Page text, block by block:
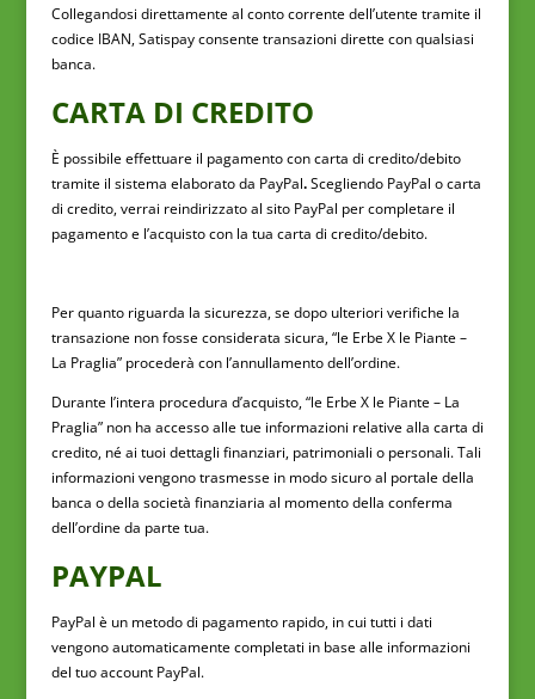
Collegandosi direttamente al conto corrente dell’utente tramite il
codice IBAN, Satispay consente transazioni dirette con qualsiasi
banca.
CARTA DI CREDITO
È possibile effettuare il pagamento con carta di credito/debito
tramite il sistema elaborato da PayPal.Scegliendo PayPal o carta
di credito, verrai reindirizzato al sito PayPal per completare il
pagamento e l’acquisto con la tua carta di credito/debito.
Per quanto riguarda la sicurezza, se dopo ulteriori verifiche la
transazione non fosse considerata sicura, “le Erbe X le Piante –
La Praglia” procederà con l’annullamento dell’ordine.
Durante l’intera procedura d’acquisto, “le Erbe X le Piante – La
Praglia” non ha accesso alle tue informazioni relative alla carta di
credito, né ai tuoi dettagli finanziari, patrimoniali o personali. Tali
informazioni vengono trasmesse in modo sicuro al portale della
banca o della società finanziaria al momento della conferma
dell’ordine da parte tua.
PAYPAL
PayPal è un metodo di pagamento rapido, in cui tutti i dati
vengono automaticamente completati in base alle informazioni
del tuo account PayPal.